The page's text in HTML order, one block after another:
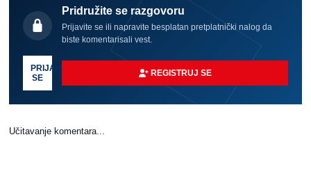
Pridružite se razgovoru
Prijavite se ili napravite besplatan pretplatnički nalog da
biste komentarisali vest.
PRIJAVI
SE
REGISTRUJ SE
Učitavanje komentara...